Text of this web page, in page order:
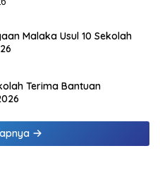
Malaka Usul 10 Sekolah
Terima Bantuan